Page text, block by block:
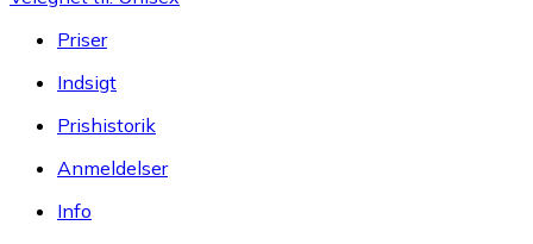
Priser
Indsigt
Prishistorik
Anmeldelser
Info